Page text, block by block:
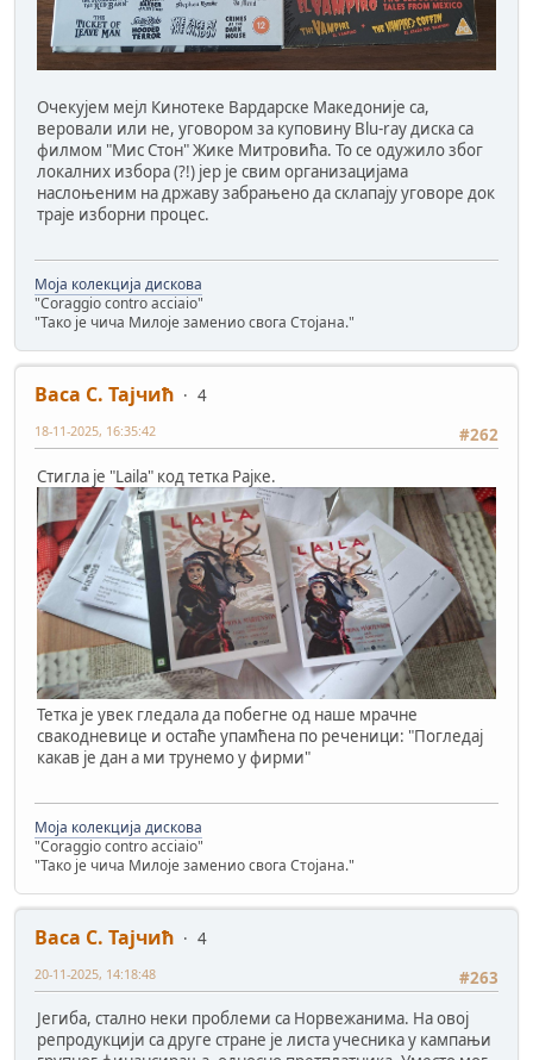
Очекујем мејл Кинотеке Вардарске Македоније са,
веровали или не, уговором за куповину Blu-ray диска са
филмом "Мис Стон" Жике Митровића. То се одужило због
локалних избора (?!) јер је свим организацијама
наслоњеним на државу забрањено да склапају уговоре док
траје изборни процес.
Моја колекција дискова
"Coraggio contro acciaio"
"Тако је чича Милоје заменио свога Стојана."
Васа С. Тајчић
4
#262
18-11-2025, 16:35:42
Стигла је "Laila" код тетка Рајке.
Тетка је увек гледала да побегне од наше мрачне
свакодневице и остаће упамћена по реченици: "Погледај
какав је дан а ми трунемо у фирми"
Моја колекција дискова
"Coraggio contro acciaio"
"Тако је чича Милоје заменио свога Стојана."
Васа С. Тајчић
4
#263
20-11-2025, 14:18:48
Јегиба, стално неки проблеми са Норвежанима. На овој
репродукцији са друге стране је листа учесника у кампањи